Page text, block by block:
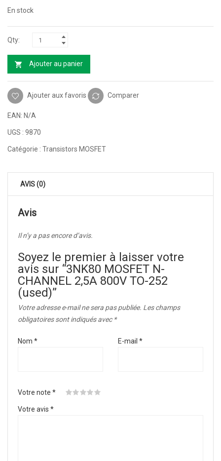
En stock
Ajouter au panier
Ajouter aux favoris Comparer
EAN: N/A
UGS : 9870
Catégorie : Transistors MOSFET
AVIS (0)
Avis
Il n’y a pas encore d’avis.
Soyez le premier à laisser votre
avis sur “3NK80 MOSFET N-
CHANNEL 2,5A 800V TO-252
(used)”
Votre adresse e-mail ne sera pas publiée. Les champs
obligatoires sont indiqués avec *
Nom * E-mail *
Votre note *
Votre avis *